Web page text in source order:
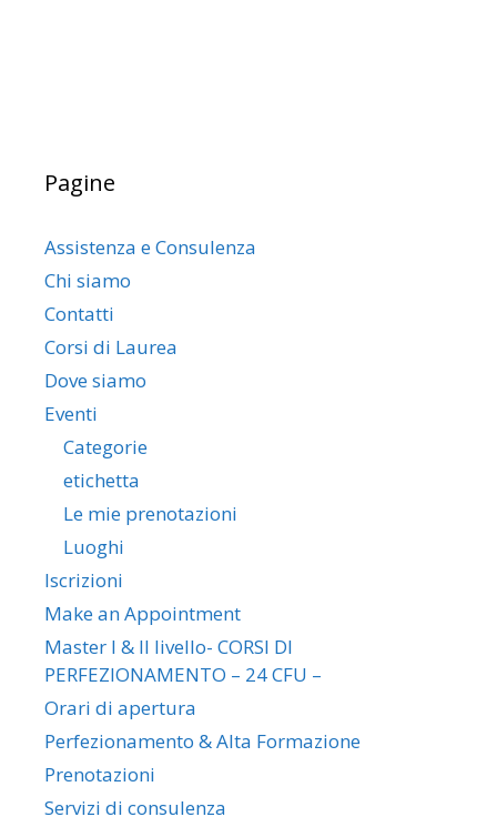
Pagine
Assistenza e Consulenza
Chi siamo
Contatti
Corsi di Laurea
Dove siamo
Eventi
Categorie
etichetta
Le mie prenotazioni
Luoghi
Iscrizioni
Make an Appointment
Master I & II livello- CORSI DI
PERFEZIONAMENTO – 24 CFU –
Orari di apertura
Perfezionamento & Alta Formazione
Prenotazioni
Servizi di consulenza